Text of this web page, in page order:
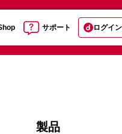
サポート ログイ
製品